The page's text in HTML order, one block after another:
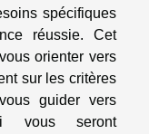
spécifiques
réussie. Cet
orienter vers
sur les critères
guider vers
vous seront